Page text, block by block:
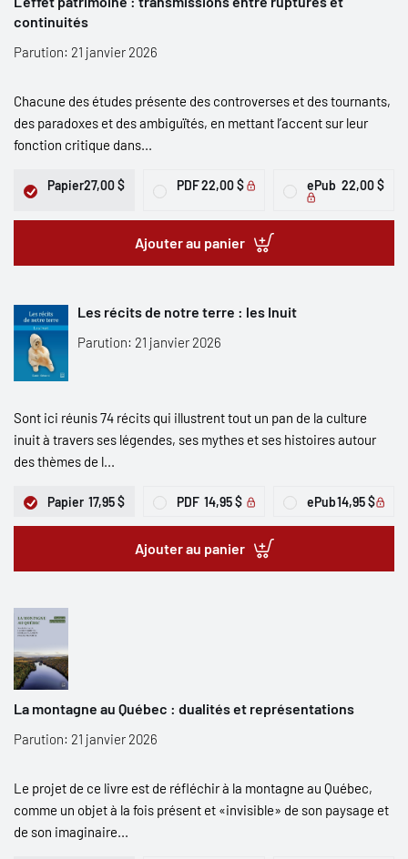
continuités
Parution: 21 janvier 2026
Chacune des études présente des controverses et des tournants,
des paradoxes et des ambiguïtés, en mettant l’accent sur leur
fonction critique dans...
Papier27,00 $ PDF22,00 $ ePub 22,00 $
Ajouter au panier
Les récits de notre terre : les Inuit
Parution: 21 janvier 2026
Sont ici réunis 74 récits qui illustrent tout un pan de la culture
inuit à travers ses légendes, ses mythes et ses histoires autour
des thèmes de l...
Papier 17,95 $ PDF 14,95 $ ePub14,95 $
Ajouter au panier
La montagne au Québec : dualités et représentations
Parution: 21 janvier 2026
Le projet de ce livre est de réfléchir à la montagne au Québec,
comme un objet à la fois présent et «invisible» de son paysage et
de son imaginaire...